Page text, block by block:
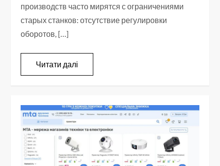
производств часто мирятся с ограничениями
старых станков: отсутствие регулировки
оборотов, […]
Читати далі